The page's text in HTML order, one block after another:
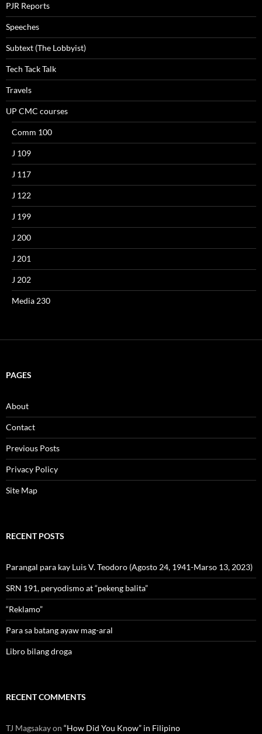
PJR Reports
Speeches
Subtext (The Lobbyist)
Tech Tack Talk
Travels
UP CMC courses
Comm 100
J 109
J 117
J 122
J 199
J 200
J 201
J 202
Media 230
PAGES
About
Contact
Previous Posts
Privacy Policy
Site Map
RECENT POSTS
Parangal para kay Luis V. Teodoro (Agosto 24, 1941-Marso 13, 2023)
SRN 191, peryodismo at “pekeng balita”
“Reklamo”
Para sa batang ayaw mag-aral
Libro bilang droga
RECENT COMMENTS
TJ Magsakayon “How Did You Know” in Filipino